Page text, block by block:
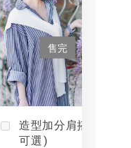
售完
造型加分肩搭(4色
可選)